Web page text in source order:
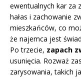
ewentualnych kar za
hałas i zachowanie
mieszkańców, co
że najemca jest
Po trzecie, zapach
usunięcia. Rozważ
zarysowania, takich